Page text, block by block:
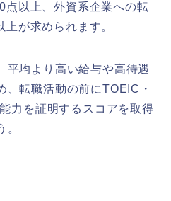
以上、外資系企業への転
が求められます。
平均より高い給与や高待遇
、転職活動の前にTOEIC・
力を証明するスコアを取得
。